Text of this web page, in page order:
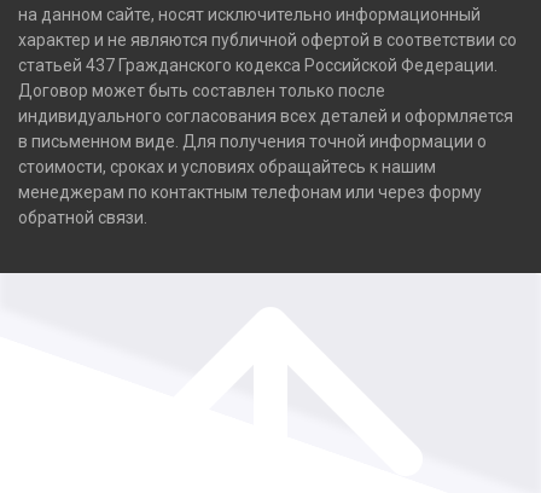
на данном сайте, носят исключительно информационный
характер и не являются публичной офертой в соответствии со
статьей 437 Гражданского кодекса Российской Федерации.
Договор может быть составлен только после
индивидуального согласования всех деталей и оформляется
в письменном виде. Для получения точной информации о
стоимости, сроках и условиях обращайтесь к нашим
менеджерам по контактным телефонам или через форму
обратной связи.